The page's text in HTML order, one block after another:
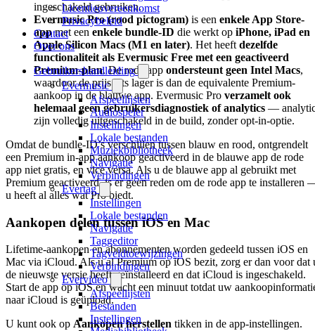
Licentieovereenkomst
Privacybeleid
Contact
Over ons
Gebruikershandleiding
Evermusic
Afspeellijsten
Audiospeler
Instellingen
Lokale bestanden
Muziekbibliotheek
Navigatie
Verbindingen
Evertag
Instellingen
Lokale bestanden
Navigatie
Taggeditor
Tagveldtoewijzingen
Verbindingen
Evervideo
Afspeellijsten
Bestanden
Instellingen
ingeschakeld gebruiken.
Evermusic Pro (rood pictogram) is een enkele App Store-
appmet een enkele bundle-ID die werkt op iPhone, iPad en
Apple Silicon Macs (M1 en later). Het heeft dezelfde
functionaliteit als Evermusic Free met een geactiveerd
Premium-plan. De rode app ondersteunt geen Intel Macs,
waardoor de prijs iets lager is dan de equivalente Premium-
aankoop in de blauwe app. Evermusic Pro verzamelt ook
helemaal geen gebruikersdiagnostiek of analytics —
zijn volledig uitgeschakeld in de build, zonder opt-in-optie.
Omdat de bundle-ID’s verschillen tussen blauw en rood, ontgrendelt
een Premium in-app aankoop geactiveerd in de blauwe app de rode
app niet gratis, en vice versa. Als u de blauwe app al gebruikt met
Premium geactiveerd, is er geen reden om de rode app te installeren
u heeft al alles wat Pro biedt.
Aankopen delen tussen iOS en Mac
Lifetime-aankopen en abonnementen worden gedeeld tussen iOS en
Mac via iCloud. Als u al Premium op iOS bezit, zorg er dan voor dat
de nieuwste versie heeft geïnstalleerd en dat iCloud is ingeschakeld.
Start de app op iOS en wacht een minuut totdat uw
naar iCloud is geüpload.
U kunt ook op Aankopen herstellen tikken in de app-instellingen.